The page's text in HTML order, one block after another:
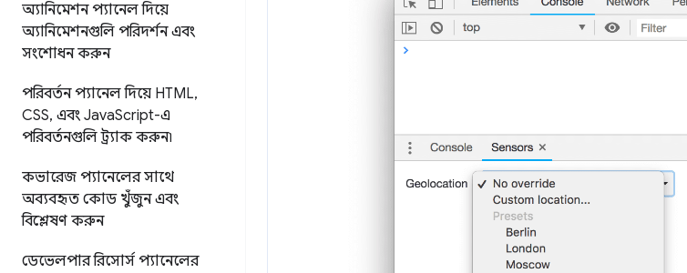
অ্যানিমেশন প্যানেল দিয়ে
অ্যানিমেশনগুলি পরিদর্শন এবং
সংশোধন করুন
পরিবর্তন প্যানেল দিয়ে HTML,
CSS, এবং JavaScript-এ
পরিবর্তনগুলি ট্র্যাক করুন৷
কভারেজ প্যানেলের সাথে
অব্যবহৃত কোড খুঁজুন এবং
বিশ্লেষণ করুন
ডেভেলপার রিসোর্স প্যানেলের